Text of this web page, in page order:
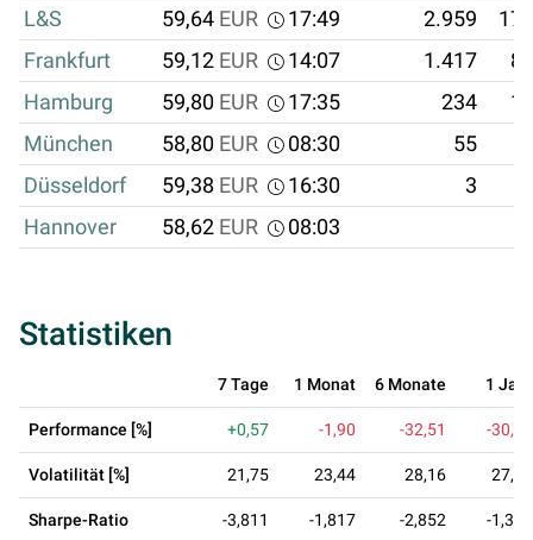
L&S
59,64 EUR 17:49 2.959
Frankfurt
59,12 EUR 14:07 1.417
Hamburg
59,80 EUR 17:35 234
München
58,80 EUR 08:30 55
Düsseldorf
59,38 EUR 16:30
3
Hannover
58,62 EUR 08:03
Statistiken
7 Tage 1 Monat 6 Monate 1 Jahr
Performance [%] +0,57 -1,90 -32,51 -30,58
Volatilität [%] 21,75 23,44 28,16 27,38
Sharpe-Ratio -3,811 -1,817 -2,852 -1,334